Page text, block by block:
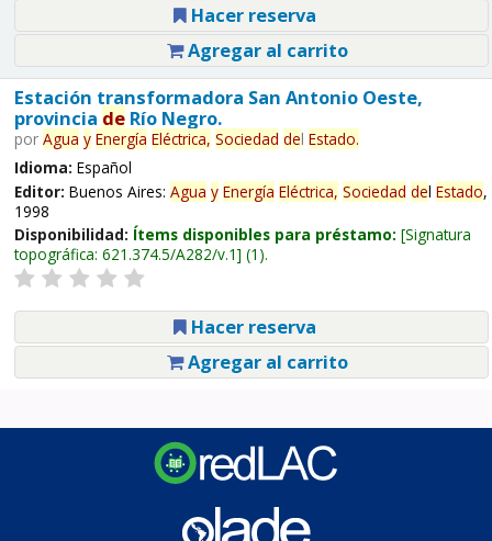
Hacer reserva
Agregar al carrito
Estación transformadora San Antonio Oeste,
provincia deRío Negro.
por Agua y Energía Eléctrica, Sociedad del Estado.
Idioma: Español
Editor: Buenos Aires: Agua y Energía Eléctrica, Sociedad del Estado,
1998
Disponibilidad: Ítems disponibles para préstamo: Signatura
topográfica: 621.374.5/A282/v.1 (1).
Hacer reserva
Agregar al carrito